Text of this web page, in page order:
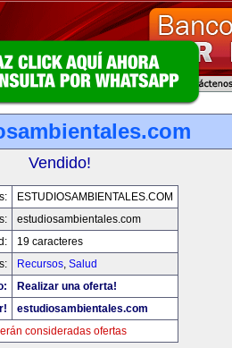
Vendido!
ESTUDIOSAMBIENTALES.COM
estudiosambientales.com
19 caracteres
Recursos, Salud
Realizar una oferta!
estudiosambientales.com
consideradas ofertas